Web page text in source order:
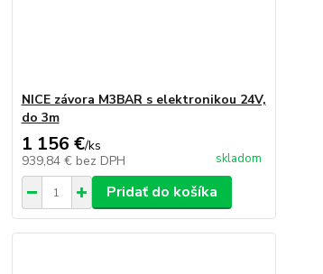
NICE závora M3BAR s elektronikou 24V,
do 3m
1 156 €/ks
939,84 € bez DPH skladom
Pridať do košíka